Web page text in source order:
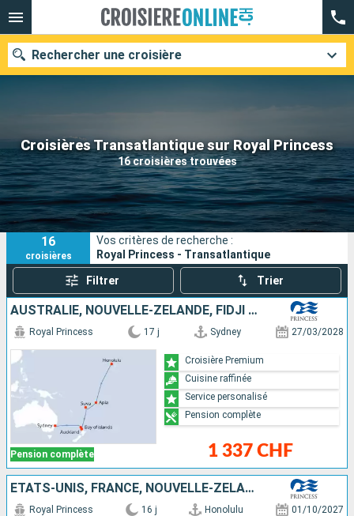
Croisières Transatlantique sur Royal Princess
16 croisières trouvées
Rechercher une croisière
Nos destinations
Mois de départ
Ports Compagnies
Rechercher
16
croisières
Vos critères de recherche :
Royal Princess - Transatlantique
Filtrer Trier
AUSTRALIE, NOUVELLE-ZÉLANDE, FIDJI (ÎLES), SAMOA, ÉTATS-UNIS
Pension complète
Royal Princess 17 j Sydney 27/03/2028
1 337 CHF
Croisière Premium
Cuisine raffinée
Service personalisé
Pension complète
ÉTATS-UNIS, FRANCE, NOUVELLE-ZÉLANDE
Royal Princess 16 j Honolulu 01/10/2027